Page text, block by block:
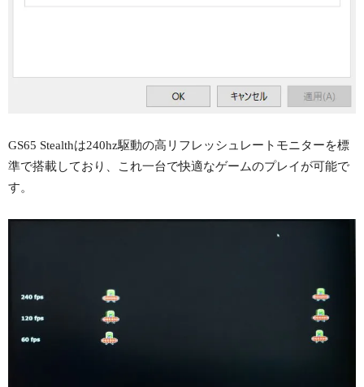
GS65 Stealthは240hz駆動の高リフレッシュレートモニターを標
準で搭載しており、これ一台で快適なゲームのプレイが可能で
す。